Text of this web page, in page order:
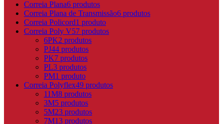
Correia Plana6 produtos
Correia Plana de Transmissão6 produtos
Correia Policord1 produto
Correia Poly V57 produtos
6PK2 produtos
PJ44 produtos
PK7 produtos
PL3 produtos
PM1 produto
Correia Polyflex49 produtos
11M8 produtos
3M5 produtos
5M23 produtos
7M13 produtos